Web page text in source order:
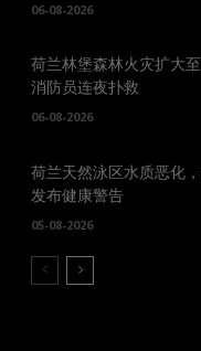
06-08-2026
荷兰林堡森林火灾扩大
消防员连夜扑救
06-08-2026
荷兰天然泳区水质恶化
发布健康警告
05-08-2026